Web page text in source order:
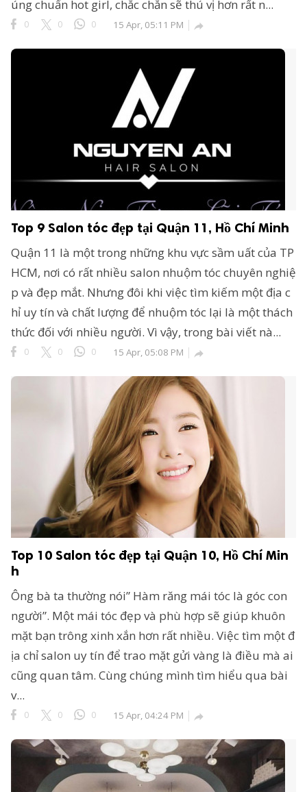
úng chuẩn hot girl, chắc chắn sẽ thú vị hơn rất n...
0 0 0 15 Apr, 05:11 PM 
Top 9 Salon tóc đẹp tại Quận 11, Hồ Chí Minh
Quận 11 là một trong những khu vực sầm uất của TP
HCM, nơi có rất nhiều salon nhuộm tóc chuyên nghiệ
p và đẹp mắt. Nhưng đôi khi việc tìm kiếm một địa c
hỉ uy tín và chất lượng để nhuộm tóc lại là một thách
thức đối với nhiều người. Vì vậy, trong bài viết nà...
0 0 0 15 Apr, 05:08 PM 
Top 10 Salon tóc đẹp tại Quận 10, Hồ Chí Min
h
Ông bà ta thường nói” Hàm răng mái tóc là góc con
người”. Một mái tóc đẹp và phù hợp sẽ giúp khuôn
mặt bạn trông xinh xắn hơn rất nhiều. Việc tìm một đ
ịa chỉ salon uy tín để trao mặt gửi vàng là điều mà ai
cũng quan tâm. Cùng chúng mình tìm hiểu qua bài
v...
0 0 0 15 Apr, 04:24 PM 